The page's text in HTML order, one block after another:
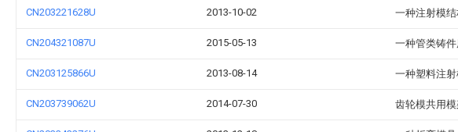
CN203221628U 2013-10-02 一种注射模结
CN204321087U 2015-05-13 一种管类铸
CN203125866U 2013-08-14 一种塑料注
CN203739062U 2014-07-30 齿轮模共用模